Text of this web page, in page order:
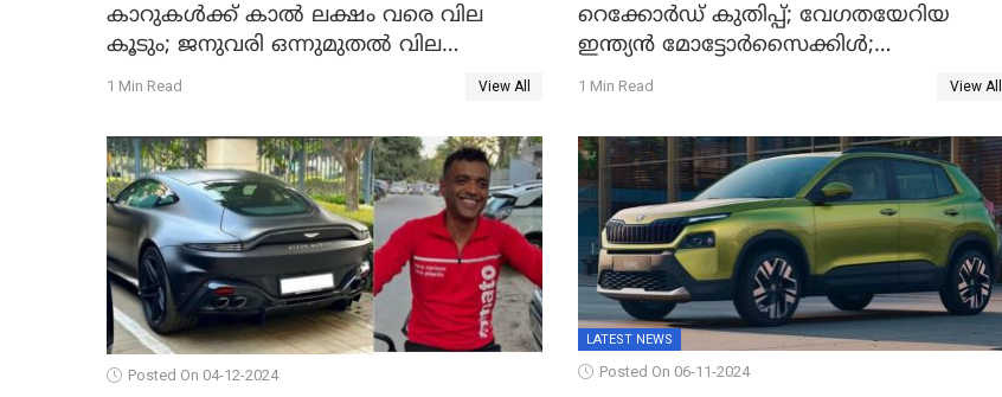
കാറുകൾക്ക് കാൽ ലക്ഷം വരെ വില
കൂടും; ജനുവരി ഒന്നുമുതല്‍ വില
കൂട്ടുമെന്ന പ്രഖ്യാപനവുമായി മാരുതിയും
1 Min Read View All
റെക്കോർഡ് കുതിപ്പ്; വേഗതയേറിയ
ഇന്ത്യൻ മോട്ടോർസൈക്കിൾ;
അഭിമാനമാകാൻ അൾട്രാവയലറ്റ് എഫ്99
1 Min Read View All
Posted On 04-12-2024
LATEST NEWS
Posted On 06-11-2024